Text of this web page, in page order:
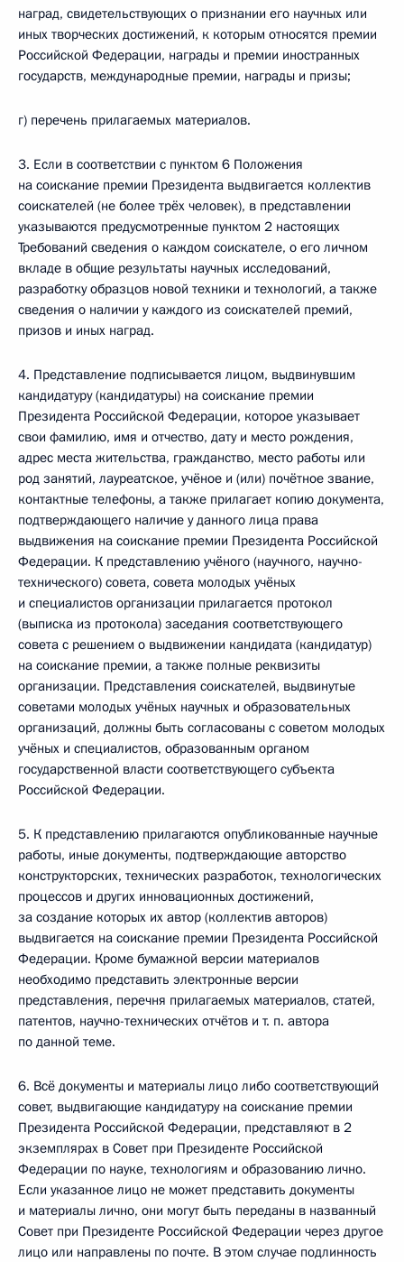
наград, свидетельствующих о признании его научных или
иных творческих достижений, к которым относятся премии
Российской Федерации, награды и премии иностранных
государств, международные премии, награды и призы;
г) перечень прилагаемых материалов.
3. Если в соответствии с пунктом 6 Положения
на соискание премии Президента выдвигается коллектив
соискателей (не более трёх человек), в представлении
указываются предусмотренные пунктом 2 настоящих
Требований сведения о каждом соискателе, о его личном
вкладе в общие результаты научных исследований,
разработку образцов новой техники и технологий, а также
сведения о наличии у каждого из соискателей премий,
призов и иных наград.
4. Представление подписывается лицом, выдвинувшим
кандидатуру (кандидатуры) на соискание премии
Президента Российской Федерации, которое указывает
свои фамилию, имя и отчество, дату и место рождения,
адрес места жительства, гражданство, место работы или
род занятий, лауреатское, учёное и (или) почётное звание,
контактные телефоны, а также прилагает копию документа,
подтверждающего наличие у данного лица права
выдвижения на соискание премии Президента Российской
Федерации. К представлению учёного (научного, научно-
технического) совета, совета молодых учёных
и специалистов организации прилагается протокол
(выписка из протокола) заседания соответствующего
совета с решением о выдвижении кандидата (кандидатур)
на соискание премии, а также полные реквизиты
организации. Представления соискателей, выдвинутые
советами молодых учёных научных и образовательных
организаций, должны быть согласованы с советом молодых
учёных и специалистов, образованным органом
государственной власти соответствующего субъекта
Российской Федерации.
5. К представлению прилагаются опубликованные научные
работы, иные документы, подтверждающие авторство
конструкторских, технических разработок, технологических
процессов и других инновационных достижений,
за создание которых их автор (коллектив авторов)
выдвигается на соискание премии Президента Российской
Федерации. Кроме бумажной версии материалов
необходимо представить электронные версии
представления, перечня прилагаемых материалов, статей,
патентов, научно-технических отчётов и т. п. автора
по данной теме.
6. Всё документы и материалы лицо либо соответствующий
совет, выдвигающие кандидатуру на соискание премии
Президента Российской Федерации, представляют в 2
экземплярах в Совет при Президенте Российской
Федерации по науке, технологиям и образованию лично.
Если указанное лицо не может представить документы
и материалы лично, они могут быть переданы в названный
Совет при Президенте Российской Федерации через другое
лицо или направлены по почте. В этом случае подлинность